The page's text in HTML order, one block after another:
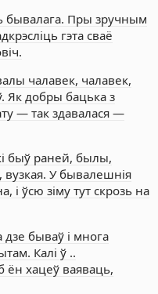
бывалага. Пры зручным
гэта сваё
чалавек, чалавек,
Як добры бацька з
— так здавалася —
быў раней, былы,
вузкая. У бывалешнія
і ўсю зіму тут скрозь на
дзе бываў і многа
Калі ў ..
ён хацеў ваяваць,